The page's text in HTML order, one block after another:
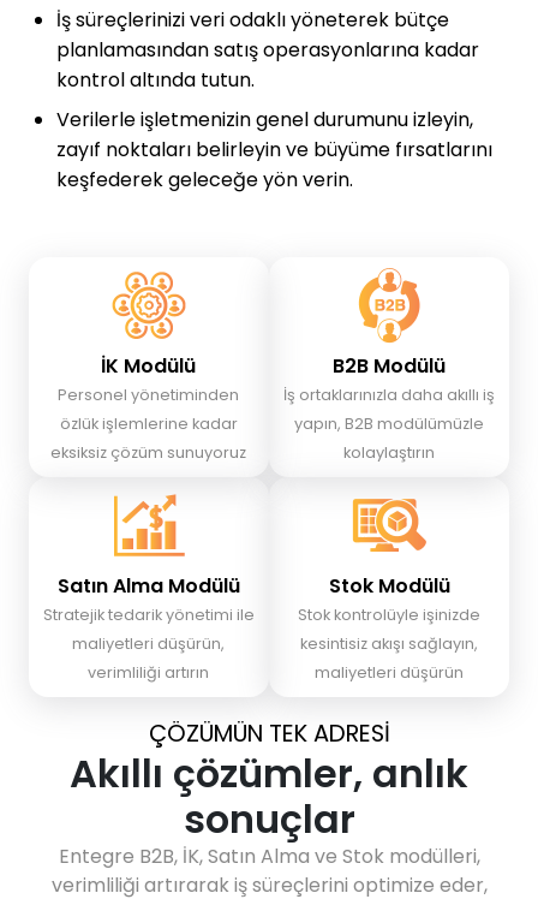
İş süreçlerinizi veri odaklı yöneterek bütçe
planlamasından satış operasyonlarına kadar
kontrol altında tutun.
Verilerle işletmenizin genel durumunu izleyin,
zayıf noktaları belirleyin ve büyüme fırsatlarını
keşfederek geleceğe yön verin.
ÇÖZÜMÜN TEK ADRESİ
Akıllı çözümler, anlık
sonuçlar
Entegre B2B, İK, Satın Alma ve Stok modülleri,
verimliliği artırarak iş süreçlerini optimize eder,
İK Modülü
Personel yönetiminden
özlük işlemlerine kadar
eksiksiz çözüm sunuyoruz
B2B Modülü
İş ortaklarınızla daha akıllı iş
yapın, B2B modülümüzle
kolaylaştırın
Satın Alma Modülü
Stratejik tedarik yönetimi ile
maliyetleri düşürün,
verimliliği artırın
Stok Modülü
Stok kontrolüyle işinizde
kesintisiz akışı sağlayın,
maliyetleri düşürün